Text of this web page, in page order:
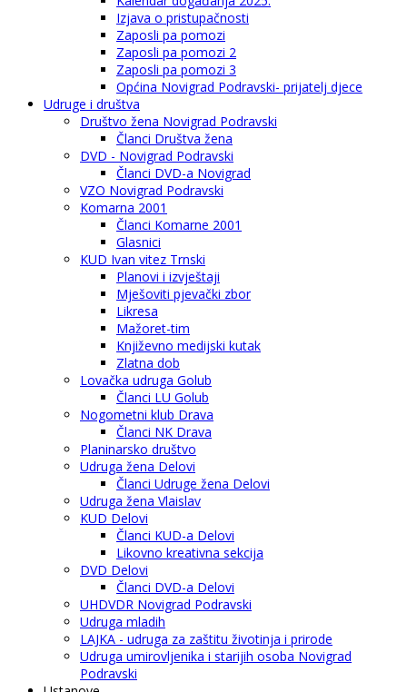
Izjava o pristupačnosti
Zaposli pa pomozi
Zaposli pa pomozi 2
Zaposli pa pomozi 3
Općina Novigrad Podravski- prijatelj djece
Udruge i društva
Društvo žena Novigrad Podravski
Članci Društva žena
DVD - Novigrad Podravski
Članci DVD-a Novigrad
VZO Novigrad Podravski
Komarna 2001
Članci Komarne 2001
Glasnici
KUD Ivan vitez Trnski
Planovi i izvještaji
Mješoviti pjevački zbor
Likresa
Mažoret-tim
Književno medijski kutak
Zlatna dob
Lovačka udruga Golub
Članci LU Golub
Nogometni klub Drava
Članci NK Drava
Planinarsko društvo
Udruga žena Delovi
Članci Udruge žena Delovi
Udruga žena Vlaislav
KUD Delovi
Članci KUD-a Delovi
Likovno kreativna sekcija
DVD Delovi
Članci DVD-a Delovi
UHDVDR Novigrad Podravski
Udruga mladih
LAJKA - udruga za zaštitu životinja i prirode
Udruga umirovljenika i starijih osoba Novigrad
Podravski